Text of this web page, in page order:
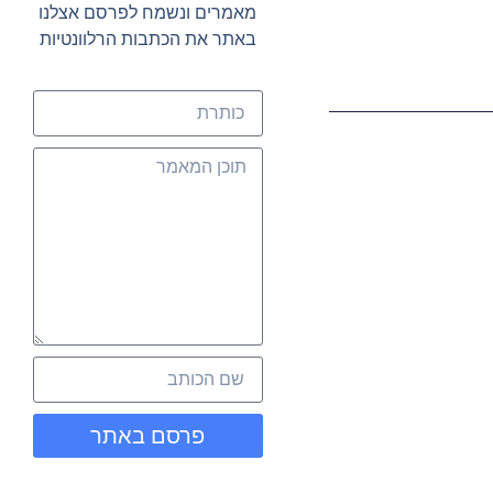
מאמרים ונשמח לפרסם אצלנו
באתר את הכתבות הרלוונטיות
פרסם באתר